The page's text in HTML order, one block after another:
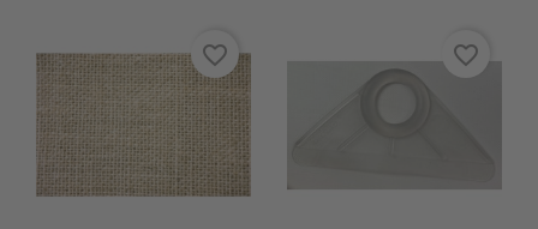
favorite_border favorite_border